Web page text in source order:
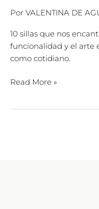
Por VALENTINA DE
10 sillas que nos
funcionalidad y el arte
como cotidiano.
Read More »